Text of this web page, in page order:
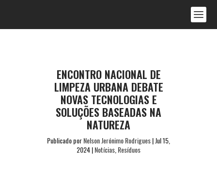
ENCONTRO NACIONAL DE
LIMPEZA URBANA DEBATE
NOVAS TECNOLOGIAS E
SOLUÇÕES BASEADAS NA
NATUREZA
Publicado porNelson Jerónimo Rodrigues|Jul 15,
2024|Notícias Resíduos